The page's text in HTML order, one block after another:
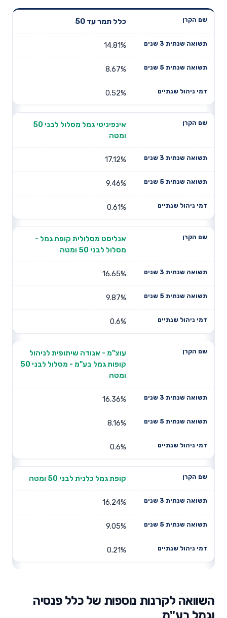
שנים
תשואהכלל תמר עד 50
14.81%
8.67%
0.52%
אינפיניטי גמל מסלול לבני 50
ומטה
17.12%
9.46%
0.61%
אנליסט מסלולית קופת גמל -
מסלול לבני 50 ומטה
16.65%
9.87%
0.6%
עוצ"מ - אגודה שיתופית לניהול
קופות גמל בע"מ - מסלול לבני 50
ומטה
16.36%
8.16%
0.6%
קופת גמל כלנית לבני 50 ומטה
16.24%
9.05%
0.21%
השוואה לקרנות נוספות של כלל פנסיה